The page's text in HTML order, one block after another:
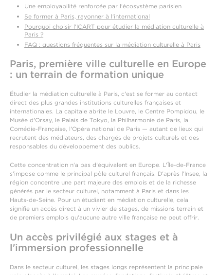
Une employabilité renforcée par l'écosystème parisien
Se former à Paris, rayonner à l'international
Pourquoi choisir l'ICART pour étudier la médiation culturelle à
Paris ?
FAQ : questions fréquentes sur la médiation culturelle à Paris
Paris, première ville culturelle en Europe
: un terrain de formation unique
Étudier la médiation culturelle à Paris, c'est se former au contact
direct des plus grandes institutions culturelles françaises et
internationales. La capitale abrite le Louvre, le Centre Pompidou, le
Musée d'Orsay, le Palais de Tokyo, la Philharmonie de Paris, la
Comédie-Française, l'Opéra national de Paris — autant de lieux qui
recrutent des médiateurs, des chargés de projets culturels et des
responsables du développement des publics.
Cette concentration n'a pas d'équivalent en Europe. L'Île-de-France
s'impose comme le principal pôle culturel français. D'après l'Insee, la
région concentre une part majeure des emplois et de la richesse
générés par le secteur culturel, notamment à Paris et dans les
Hauts-de-Seine. Pour un étudiant en médiation culturelle, cela
signifie un accès direct à un vivier de stages, de missions terrain et
de premiers emplois qu'aucune autre ville française ne peut offrir.
Un accès privilégié aux stages et à
l'immersion professionnelle
Dans le secteur culturel, les stages longs représentent la principale